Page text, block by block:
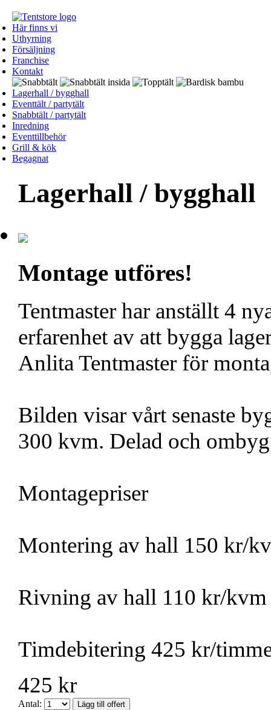
Här finns vi
Uthyrning
Försäljning
Franchise
Kontakt
Lagerhall / bygghall
Eventtält / partytält
Snabbtält / partytält
Inredning
Eventtillbehör
Grill & kök
Begagnat
Lagerhall / bygghall
Montage utföres!
Tentmaster har anställt 4
erfarenhet av att bygga
Anlita Tentmaster för
Bilden visar vårt senaste
300 kvm. Delad och
Montagepriser
Montering av hall 150 kr/
Rivning av hall 110 kr/kvm
Timdebitering 425 kr/
425 kr
Antal: